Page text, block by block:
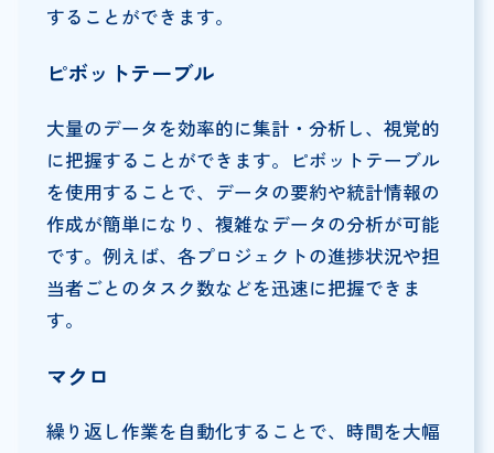
することができます。
ピボットテーブル
大量のデータを効率的に集計・分析し、視覚的
に把握することができます。ピボットテーブル
を使用することで、データの要約や統計情報の
作成が簡単になり、複雑なデータの分析が可能
です。例えば、各プロジェクトの進捗状況や担
当者ごとのタスク数などを迅速に把握できま
す。
マクロ
繰り返し作業を自動化することで、時間を大幅